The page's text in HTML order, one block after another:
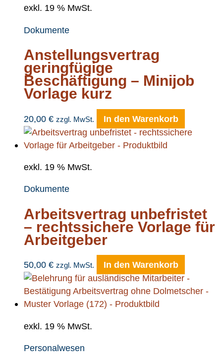
exkl. 19 % MwSt.
Dokumente
Anstellungsvertrag
geringfügige
Beschäftigung – Minijob
Vorlage kurz
20,00 € zzgl. MwSt. In den Warenkorb
exkl. 19 % MwSt.
Dokumente
Arbeitsvertrag unbefristet
– rechtssichere Vorlage für
Arbeitgeber
50,00 € zzgl. MwSt. In den Warenkorb
exkl. 19 % MwSt.
Personalwesen